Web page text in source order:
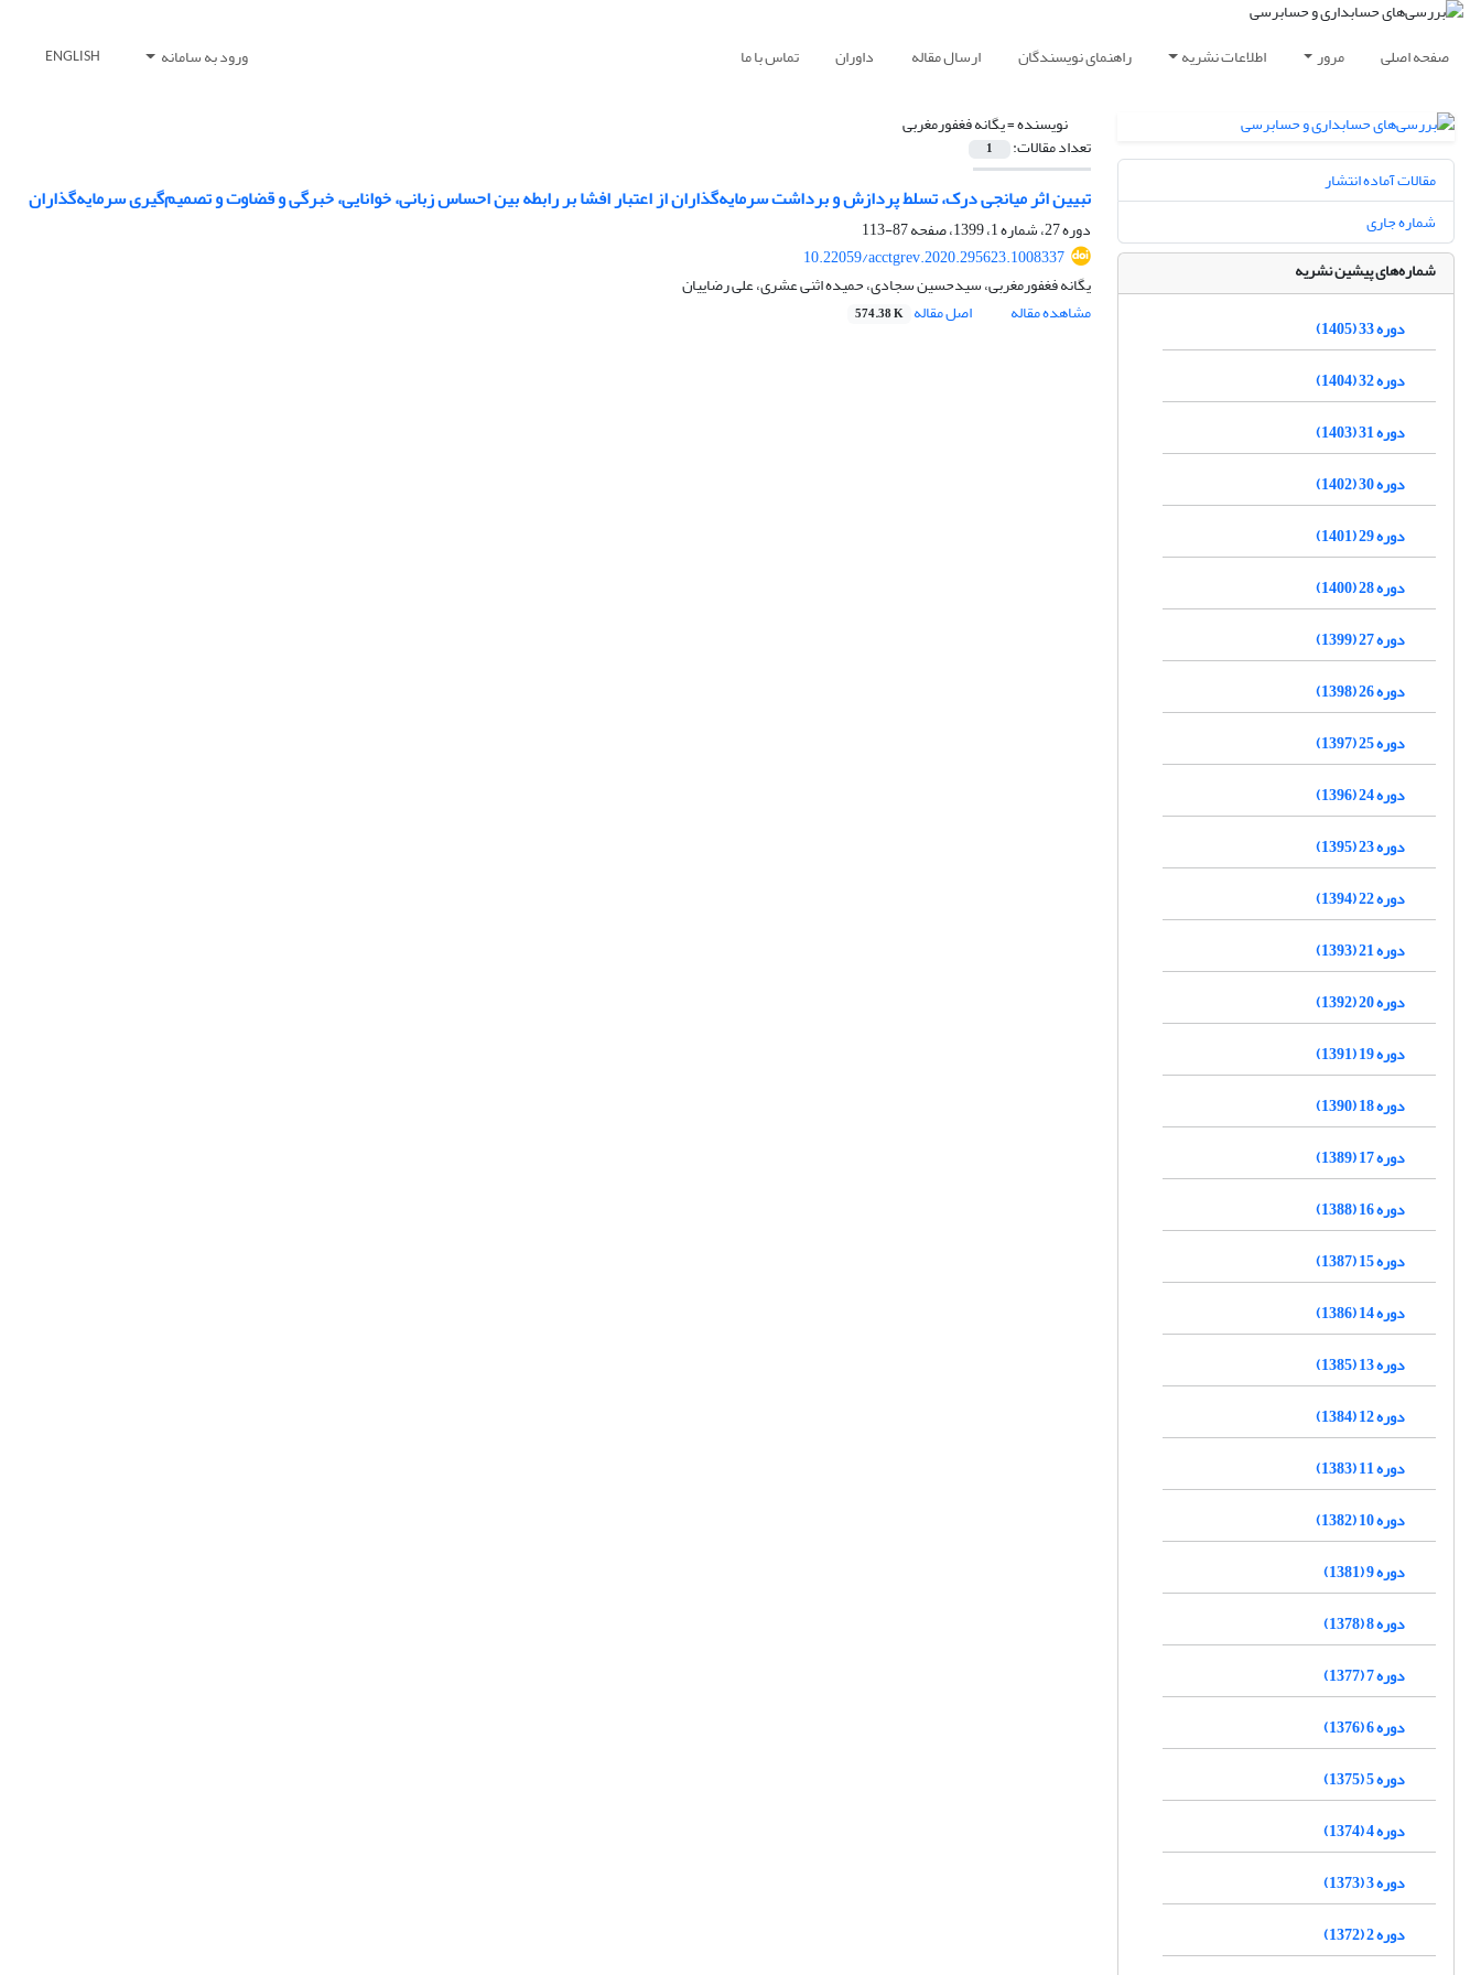
صفحه اصلی مرور اطلاعات نشریه راهنمای نویسندگان ارسال مقاله داوران تماس با ما ورود به سامانه ENGLISH
نویسنده =یگانه فغفورمغربی
تعداد مقالات: 1
تبیین اثر میانجی درک، تسلط پردازش و برداشت سرمایه‌گذاران از اعتبار افشا بر رابطه بین احساس زبانی، خوانایی، خبرگی و قضاوت و تصمیم‌گیری سرمایه‌گذاران
دوره 27، شماره 1، 1399، صفحه
87-113
10.22059/acctgrev.2020.295623.1008337
یگانه فغفورمغربی، سیدحسین سجادی، حمیده اثنی عشری، علی رضاییان
مشاهده مقاله
اصل مقاله 574.38 K
مقالات آماده انتشار
شماره جاری
شماره‌های پیشین نشریه
دوره 33 (1405)
دوره 32 (1404)
دوره 31 (1403)
دوره 30 (1402)
دوره 29 (1401)
دوره 28 (1400)
دوره 27 (1399)
دوره 26 (1398)
دوره 25 (1397)
دوره 24 (1396)
دوره 23 (1395)
دوره 22 (1394)
دوره 21 (1393)
دوره 20 (1392)
دوره 19 (1391)
دوره 18 (1390)
دوره 17 (1389)
دوره 16 (1388)
دوره 15 (1387)
دوره 14 (1386)
دوره 13 (1385)
دوره 12 (1384)
دوره 11 (1383)
دوره 10 (1382)
دوره 9 (1381)
دوره 8 (1378)
دوره 7 (1377)
دوره 6 (1376)
دوره 5 (1375)
دوره 4 (1374)
دوره 3 (1373)
دوره 2 (1372)